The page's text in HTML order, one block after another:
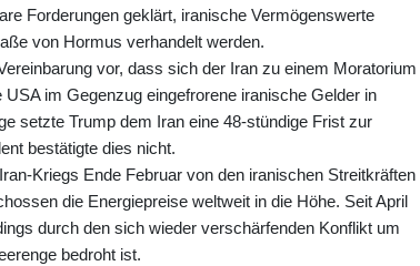
Forderungen geklärt, iranische Vermögenswerte
von Hormus verhandelt werden.
vor, dass sich der Iran zu einem Moratorium
im Gegenzug eingefrorene iranische Gelder in
setzte Trump dem Iran eine 48-stündige Frist zur
bestätigte dies nicht.
Kriegs Ende Februar von den iranischen Streitkräften
die Energiepreise weltweit in die Höhe. Seit April
durch den sich wieder verschärfenden Konflikt um
bedroht ist.